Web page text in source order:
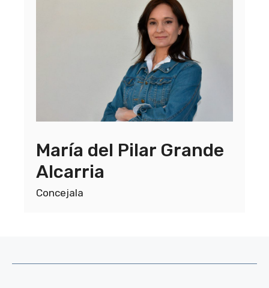
María del Pilar Grande
Alcarria
Concejala